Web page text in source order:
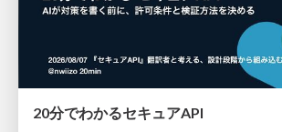
20分でわかるセキュアAPI